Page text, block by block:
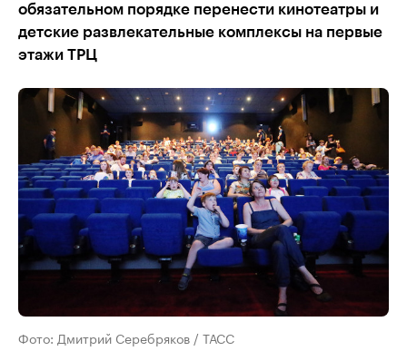
обязательном порядке перенести кинотеатры и
детские развлекательные комплексы на первые
этажи ТРЦ
Фото: Дмитрий Серебряков / ТАСС